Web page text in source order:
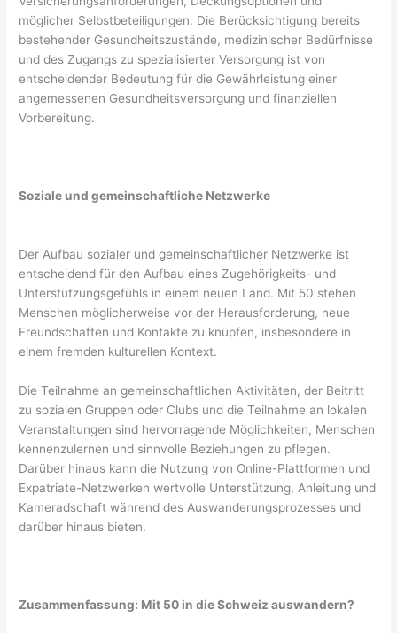
möglicher Selbstbeteiligungen. Die Berücksichtigung bereits
bestehender Gesundheitszustände, medizinischer Bedürfnisse
und des Zugangs zu spezialisierter Versorgung ist von
entscheidender Bedeutung für die Gewährleistung einer
angemessenen Gesundheitsversorgung und finanziellen
Vorbereitung.
Soziale und gemeinschaftliche Netzwerke
Der Aufbau sozialer und gemeinschaftlicher Netzwerke ist
entscheidend für den Aufbau eines Zugehörigkeits- und
Unterstützungsgefühls in einem neuen Land. Mit 50 stehen
Menschen möglicherweise vor der Herausforderung, neue
Freundschaften und Kontakte zu knüpfen, insbesondere in
einem fremden kulturellen Kontext.
Die Teilnahme an gemeinschaftlichen Aktivitäten, der Beitritt
zu sozialen Gruppen oder Clubs und die Teilnahme an lokalen
Veranstaltungen sind hervorragende Möglichkeiten, Menschen
kennenzulernen und sinnvolle Beziehungen zu pflegen.
Darüber hinaus kann die Nutzung von Online-Plattformen und
Expatriate-Netzwerken wertvolle Unterstützung, Anleitung und
Kameradschaft während des Auswanderungsprozesses und
darüber hinaus bieten.
Zusammenfassung: Mit 50 in die Schweiz auswandern?